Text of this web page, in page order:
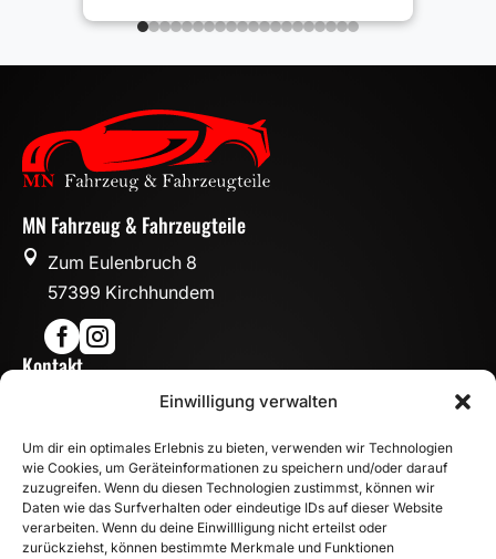
Einwilligung verwalten
Um dir ein optimales Erlebnis zu bieten, verwenden wir Technologien
wie Cookies, um Geräteinformationen zu speichern und/oder darauf
zuzugreifen. Wenn du diesen Technologien zustimmst, können wir
Daten wie das Surfverhalten oder eindeutige IDs auf dieser Website
verarbeiten. Wenn du deine Einwillligung nicht erteilst oder
zurückziehst, können bestimmte Merkmale und Funktionen
MN Fahrzeug & Fahrzeugteile

Zum Eulenbruch 8
57399 Kirchhundem

Kontakt
info@mn-fahrzeugteile.de
 WhatsApp
Öffnungszeiten
 Mo - Fr: 8:00 – 17:00 Uhr
Sa: 10:00 – 14:00 Uhr